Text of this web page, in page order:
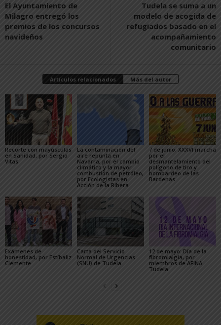
El Ayuntamiento de
Milagro entregó los
premios de los concursos
navideños
Tudela se suma a un
modelo de acogida de
refugiados basado en el
acompañamiento
comunitario
Artículos relacionados Más del autor
Recorte con mayúsculas
en Sanidad, por Sergio
Vitas
La contaminación del
aire repunta en
Navarra, por el cambio
climático y la mayor
combustión de petróleo,
por Ecologistas en
Acción de la Ribera
7 de junio. XXXVI marcha
por el
desmantelamiento del
polígono de tiro y
bombardeo de las
Bardenas
Exámenes de
honestidad, por Estíbaliz
Clemente
Carta del Servicio
Normal de Urgencias
(SNU) de Tudela
12 de mayo: Día de la
fibromialgia, por
miembros de AFINA
Tudela